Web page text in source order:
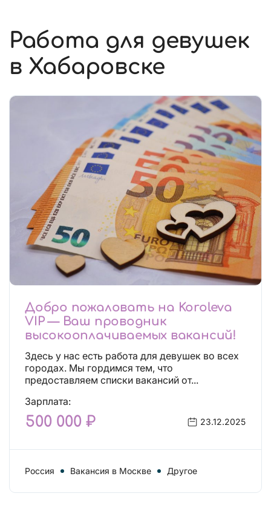
Работа для девушек
в Хабаровске
Добро пожаловать на Koroleva
VIP — Ваш проводник
высокооплачиваемых вакансий!
Здесь у нас есть работа для девушек во всех
городах. Мы гордимся тем, что
предоставляем списки вакансий от...
Зарплата:
500 000 ₽ 23.12.2025
Россия Вакансия в Москве Другое